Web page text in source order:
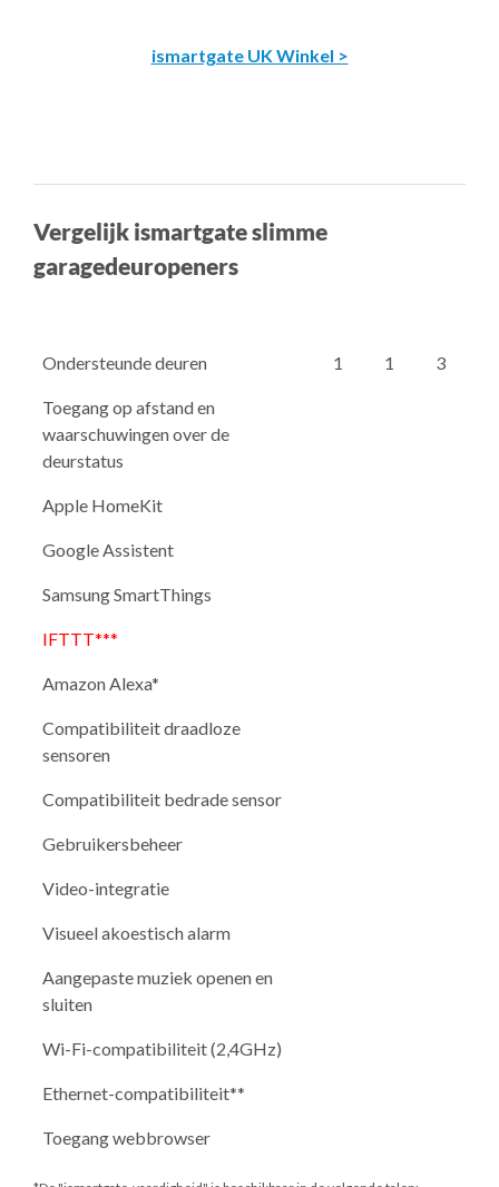
ismartgate UK Winkel >
Vergelijk ismartgate slimme
garagedeuropeners
Ondersteunde deuren 1 1 3
Toegang op afstand en
waarschuwingen over de
deurstatus
Apple HomeKit
Google Assistent
Samsung SmartThings
IFTTT***
Amazon Alexa*
Compatibiliteit draadloze
sensoren
Compatibiliteit bedrade sensor
Gebruikersbeheer
Video-integratie
Visueel akoestisch alarm
Aangepaste muziek openen en
sluiten
Wi-Fi-compatibiliteit (2,4GHz)
Ethernet-compatibiliteit**
Toegang webbrowser